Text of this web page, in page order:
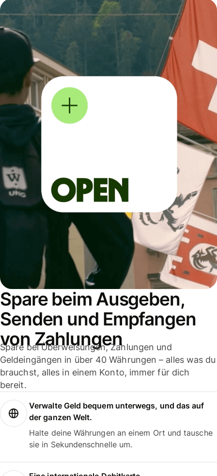
Spare beim Ausgeben,
Senden und Empfangen
von Zahlungen
Spare bei Überweisungen, Zahlungen und
Geldeingängen in über 40 Währungen – alles was du
brauchst, alles in einem Konto, immer für dich
bereit.
Verwalte Geld bequem unterwegs, und das auf
der ganzen Welt.
Halte deine Währungen an einem Ort und tausche
sie in Sekundenschnelle um.